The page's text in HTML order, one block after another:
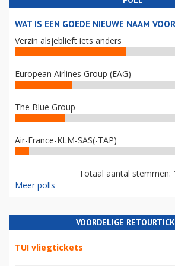
WAT IS EEN GOEDE NIEUWE NAAM
Verzin alsjeblieft iets anders
European Airlines Group (EAG)
The Blue Group
Air-France-KLM-SAS(-TAP)
Totaal aantal stemmen:
Meer polls
VOORDELIGE
TUI vliegtickets